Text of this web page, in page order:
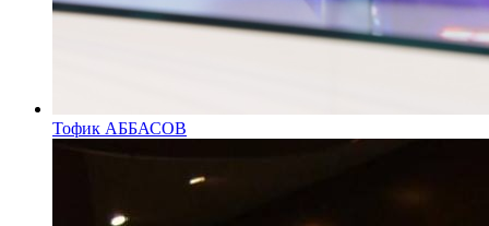
Тофик АББАСОВ